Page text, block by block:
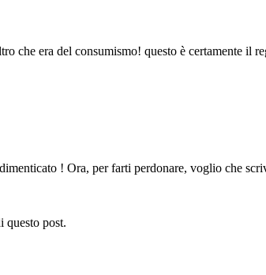
che era del consumismo! questo è certamente il
! Ora, per farti perdonare, voglio che
questo post.